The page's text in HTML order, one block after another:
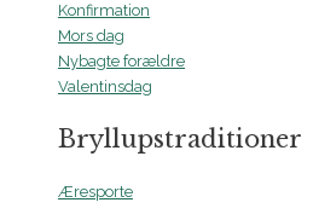
Konfirmation
Mors dag
Nybagte forældre
Valentinsdag
Bryllupstraditioner
Æresporte